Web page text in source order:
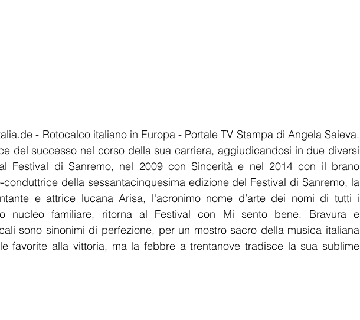
- Rotocalco italiano in Europa - Portale TV Stampa di Angela Saieva.
del successo nel corso della sua carriera, aggiudicandosi in due diversi
Festival di Sanremo, nel 2009 con Sincerità e nel 2014 con il brano
conduttrice della sessantacinquesima edizione del Festival di Sanremo, la
e attrice lucana Arisa, l'acronimo nome d’arte dei nomi di tutti i
nucleo familiare, ritorna al Festival con Mi sento bene. Bravura e
sono sinonimi di perfezione, per un mostro sacro della musica italiana
favorite alla vittoria, ma la febbre a trentanove tradisce la sua sublime